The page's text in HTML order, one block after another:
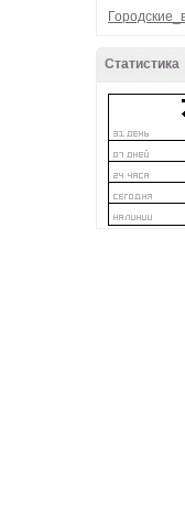
Статистика